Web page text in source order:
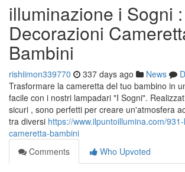
illuminazione i Sogni :
Decorazioni
Bambini
rishiimon339770 337 days ago News
Trasformare la cameretta del tuo bambino in
facile con i nostri lampadari "I Sogni".
sicuri , sono perfetti per creare un'atmosfera
tra diversi https://www.ilpuntoillumina.com/
cameretta-bambini
Comments
Who Upvoted